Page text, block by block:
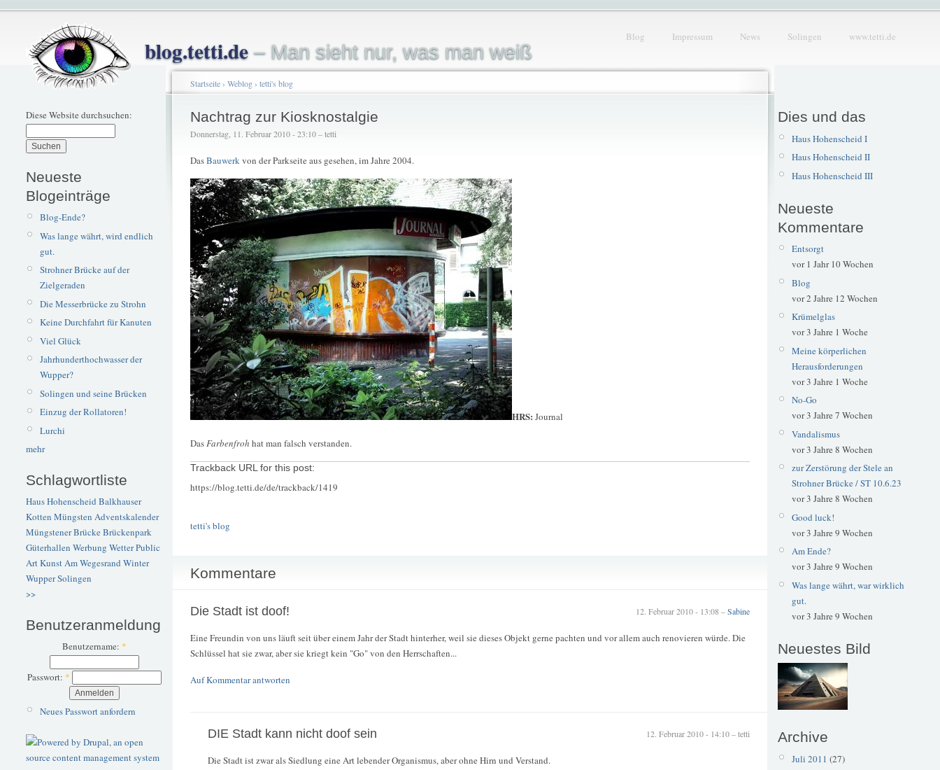
blog.tetti.de– Man sieht nur, was man weiß
Blog Impressum News Solingen www.tetti.de
Diese Website durchsuchen:
Neueste
Blogeinträge
Blog-Ende?
Was lange währt, wird endlich
gut.
Strohner Brücke auf der
Zielgeraden
Die Messerbrücke zu Strohn
Keine Durchfahrt für Kanuten
Viel Glück
Jahrhunderthochwasser der
Wupper?
Solingen und seine Brücken
Einzug der Rollatoren!
Lurchi
mehr
Schlagwortliste
Haus Hohenscheid Balkhauser
Kotten Müngsten Adventskalender
Müngstener BrückeBrückenpark
Güterhallen Werbung WetterPublic
ArtKunstAm Wegesrand Winter
WupperSolingen
>>
Benutzeranmeldung
Benutzername: *
Passwort: *
Neues Passwort anfordern
Startseite› Weblog› tetti's blog
Nachtrag zur Kiosknostalgie
Donnerstag, 11. Februar 2010 - 23:10 – tetti
DasBauwerk von der Parkseite aus gesehen, im Jahre 2004.
HRS: Journal
DasFarbenfroh hat man falsch verstanden.
Trackback URL for this post:
https://blog.tetti.de/de/trackback/1419
tetti's blog
Kommentare
12. Februar 2010 - 13:08 –Sabine
Die Stadt ist doof!
Eine Freundin von uns läuft seit über einem Jahr der Stadt hinterher, weil sie dieses Objekt gerne pachten und vor allem auch renovieren würde. Die
Schlüssel hat sie zwar, aber sie kriegt kein "Go" von den Herrschaften...
Auf Kommentar antworten
12. Februar 2010 - 14:10 – tetti
DIE Stadt kann nicht doof sein
Die Stadt ist zwar als Siedlung eine Art lebender Organismus, aber ohne Hirn und Verstand.
Dies und das
Haus Hohenscheid I
Haus Hohenscheid II
Haus Hohenscheid III
Neueste
Kommentare
Entsorgt
vor 1 Jahr 10 Wochen
Blog
vor 2 Jahre 12 Wochen
Krümelglas
vor 3 Jahre 1 Woche
Meine körperlichen
Herausforderungen
vor 3 Jahre 1 Woche
No-Go
vor 3 Jahre 7 Wochen
Vandalismus
vor 3 Jahre 8 Wochen
zur Zerstörung der Stele an
Strohner Brücke / ST 10.6.23
vor 3 Jahre 8 Wochen
Good luck!
vor 3 Jahre 9 Wochen
Am Ende?
vor 3 Jahre 9 Wochen
Was lange währt, war wirklich
gut.
vor 3 Jahre 9 Wochen
Neuestes Bild
Archive
Juli 2011 (27)